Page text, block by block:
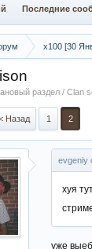
х100 [30
раздел / Сlan
Назад 1 2
evgeniy
хуя
уже
Последние